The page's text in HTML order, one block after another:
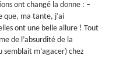
ont changé la donne : –
que, ma tante, j’ai
ont une belle allure ! Tout
de l’absurdité de la
semblait m’agacer) chez